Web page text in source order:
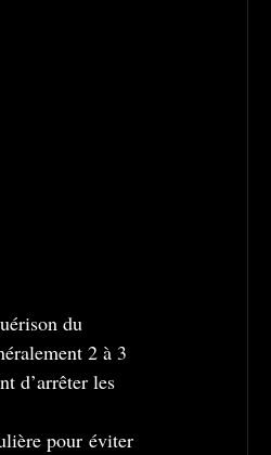
du
2 à 3
d’arrêter les
pour éviter